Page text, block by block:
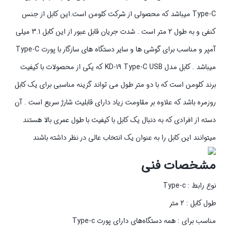
Type-C میباشد که محصولی از شرکت کلومن است.این کابل از جنس
کنفی و به طول 2 متر است . شدت جریان قابل عبور از این کابل 3.1 میلی
آمپر و مناسب برای گوشی ها و سایر دستگاه های سازگار با پورت Type-C
میباشد . کابل مدل KD-19 Type-C USB که یکی از محصولات با کیفیت
برند کلومن است که با دو متر طول می تواند گزینه مناسبی برای یک کابل
روزمره باشد که علاوه بر مقاومت زیاد دارای قابلیت شارژ سریع است . آن
دسته از افرادی که به دنبال یک کابل با کیفیت با طول عمری بالا هستند
میتوانند این کابل را به عنوان یک انتخاب عالی در نظر داشته باشند
مشخصات فنی
نوع رابط : Type-c
طول کابل : 2 متر
مناسب برای : همه دستگاه‌های دارای پورت Type-c